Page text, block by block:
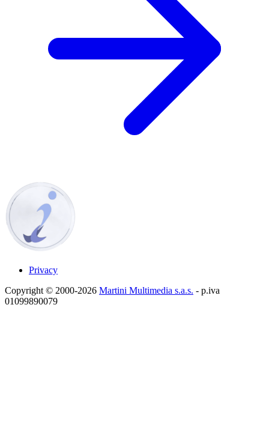
Privacy
Copyright © 2000-2026 Martini Multimedia s.a.s. - p.iva
01099890079